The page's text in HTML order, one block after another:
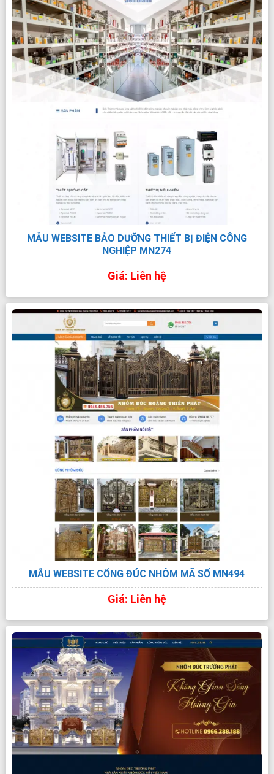
XEM TRỰC TIẾP XEM PDF CHI TIẾT
MẪU WEBSITE BẢO DƯỠNG THIẾT BỊ ĐIỆN CÔNG
NGHIỆP MN274
Giá: Liên hệ
MẪU WEBSITE CỔNG ĐÚC NHÔM MÃ SỐ MN494
Giá: Liên hệ